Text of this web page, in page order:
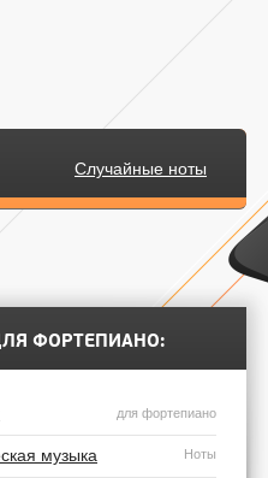
Случайные ноты
.
ФОРТЕПИАНО:
для фортепиано
музыка Ноты